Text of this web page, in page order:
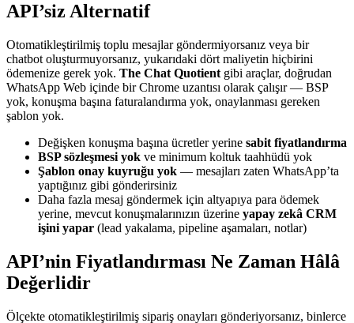
API’siz Alternatif
Otomatikleştirilmiş toplu mesajlar göndermiyorsanız veya bir
chatbot oluşturmuyorsanız, yukarıdaki dört maliyetin hiçbirini
ödemenize gerek yok. The Chat Quotient gibi araçlar, doğrudan
WhatsApp Web içinde bir Chrome uzantısı olarak çalışır — BSP
yok, konuşma başına faturalandırma yok, onaylanması gereken
şablon yok.
Değişken konuşma başına ücretler yerine sabit fiyatlandırma
BSP sözleşmesi yok ve minimum koltuk taahhüdü yok
Şablon onay kuyruğu yok — mesajları zaten WhatsApp’ta
yaptığınız gibi gönderirsiniz
Daha fazla mesaj göndermek için altyapıya para ödemek
yerine, mevcut konuşmalarınızın üzerine yapay zekâ CRM
işini yapar (lead yakalama, pipeline aşamaları, notlar)
API’nin Fiyatlandırması Ne Zaman Hâlâ
Değerlidir
Ölçekte otomatikleştirilmiş sipariş onayları gönderiyorsanız, binlerce